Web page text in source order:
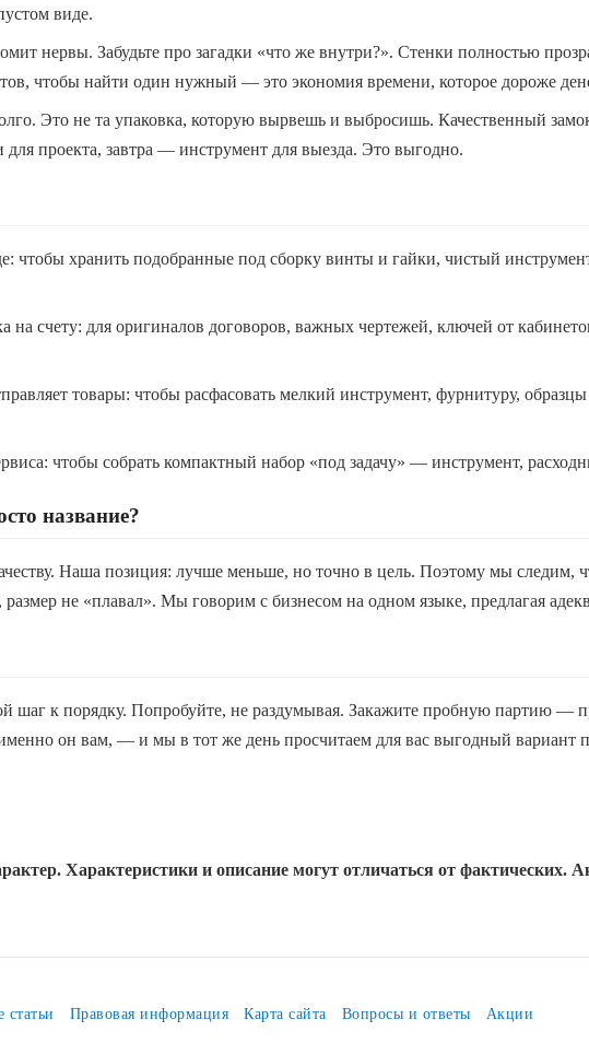
виде.
нервы. Забудьте про загадки «что же внутри?». Стенки полностью
чтобы найти один нужный — это экономия времени, которое дороже
Это не та упаковка, которую вырвешь и выбросишь. Качественный
для проекта, завтра — инструмент для выезда. Это выгодно.
чтобы хранить подобранные под сборку винты и гайки, чистый
на счету: для оригиналов договоров, важных чертежей, ключей от
товары: чтобы расфасовать мелкий инструмент, фурнитуру,
чтобы собрать компактный набор «под задачу» — инструмент,
название?
Наша позиция: лучше меньше, но точно в цель. Поэтому мы следим,
не «плавал». Мы говорим с бизнесом на одном языке, предлагая
шаг к порядку. Попробуйте, не раздумывая. Закажите пробную партию —
он вам, — и мы в тот же день просчитаем для вас выгодный вариант
Характеристики и описание могут отличаться от
статьи Правовая информация Карта сайта Вопросы и ответы Акции